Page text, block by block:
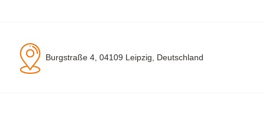
Burgstraße 4, 04109 Leipzig, Deutschland